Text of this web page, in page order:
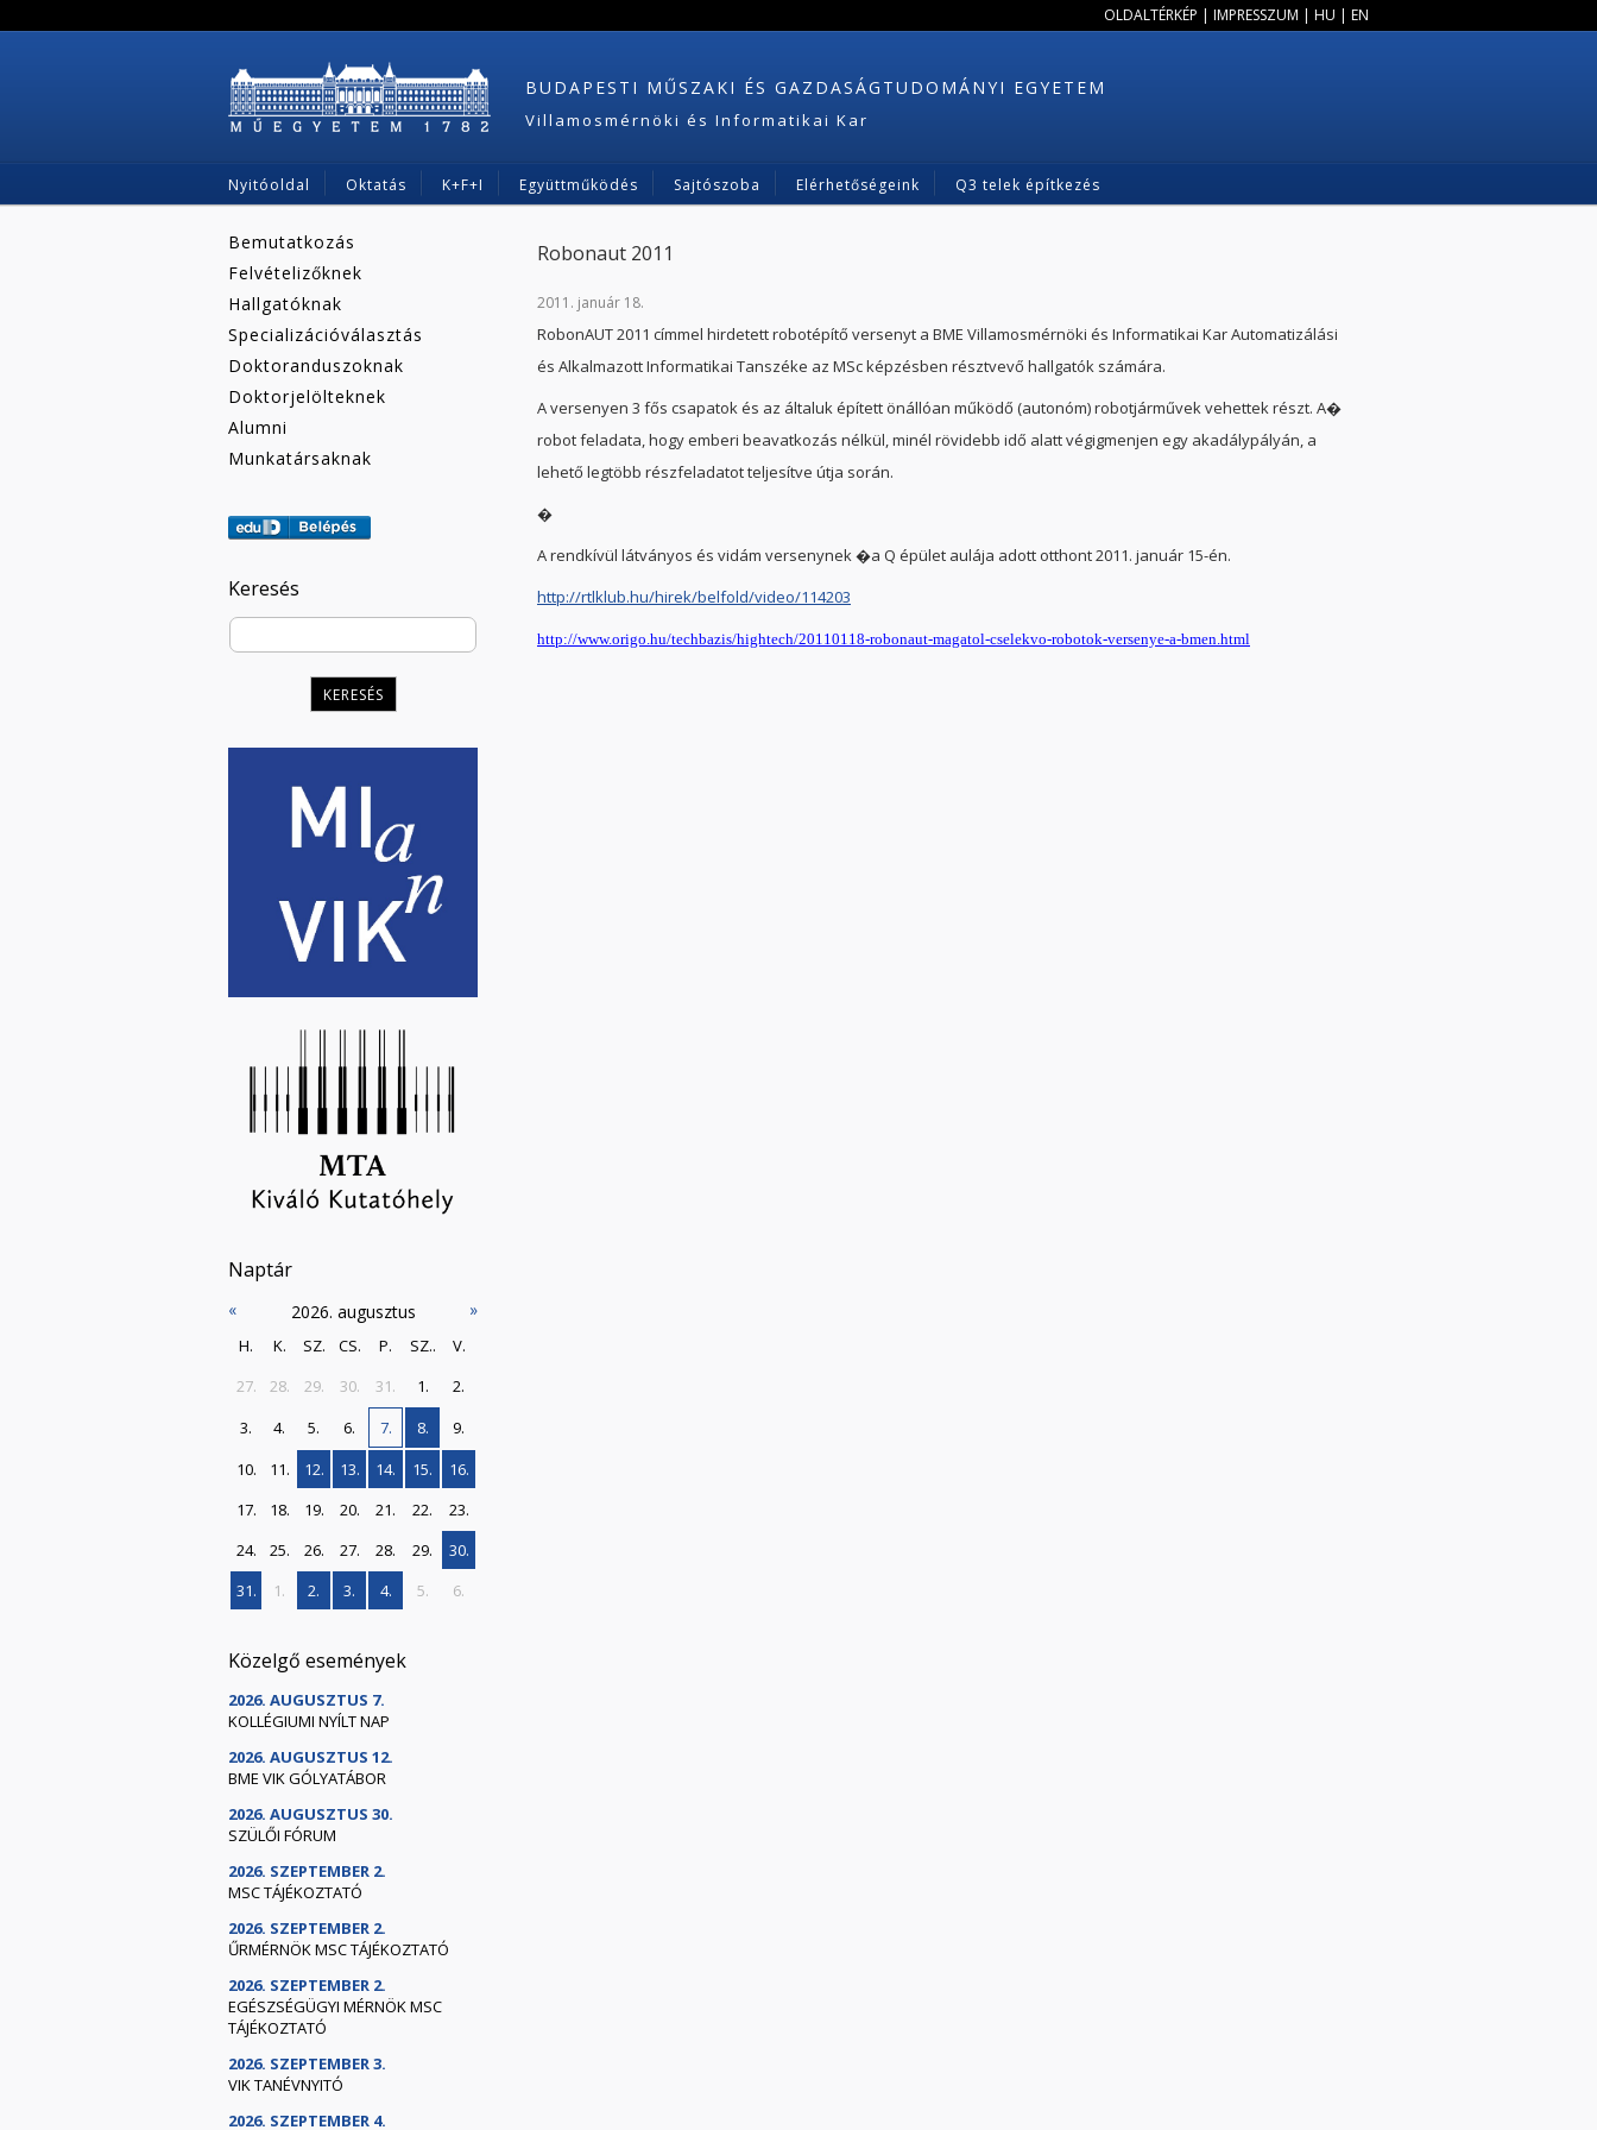
OLDALTÉRKÉP | IMPRESSZUM | HU | EN
BUDAPESTI MŰSZAKI ÉS GAZDASÁGTUDOMÁNYI EGYETEM
Villamosmérnöki és Informatikai Kar
Nyitóoldal Oktatás K+F+I Együttműködés Sajtószoba Elérhetőségeink Q3 telek építkezés
Bemutatkozás
Felvételizőknek
Hallgatóknak
Specializációválasztás
Doktoranduszoknak
Doktorjelölteknek
Alumni
Munkatársaknak
Keresés
Naptár
« 2026. augusztus »
H. K. SZ. CS. P. SZ..
V.
27.
28. 29. 30. 31. 1.
2.
3.
4. 5. 6. 7. 8.
9.
10.
11. 12. 13. 14. 15.
16.
17.
18. 19. 20. 21. 22.
23.
24.
25. 26. 27. 28. 29.
30.
31.
1. 2. 3. 4. 5. 6.
Közelgő események
2026. AUGUSZTUS 7.
KOLLÉGIUMI NYÍLT NAP
2026. AUGUSZTUS 12.
BME VIK GÓLYATÁBOR
2026. AUGUSZTUS 30.
SZÜLŐI FÓRUM
2026. SZEPTEMBER 2.
MSC TÁJÉKOZTATÓ
2026. SZEPTEMBER 2.
ŰRMÉRNÖK MSC TÁJÉKOZTATÓ
2026. SZEPTEMBER 2.
EGÉSZSÉGÜGYI MÉRNÖK MSC
TÁJÉKOZTATÓ
2026. SZEPTEMBER 3.
VIK TANÉVNYITÓ
2026. SZEPTEMBER 4.
Robonaut 2011
2011. január 18.
RobonAUT 2011 címmel hirdetett robotépítő versenyt a BME Villamosmérnöki és Informatikai Kar Automatizálási
és Alkalmazott Informatikai Tanszéke az MSc képzésben résztvevő hallgatók számára.
A versenyen 3 fős csapatok és az általuk épített önállóan működő (autonóm) robotjárművek vehettek részt. A�
robot feladata, hogy emberi beavatkozás nélkül, minél rövidebb idő alatt végigmenjen egy akadálypályán, a
lehető legtöbb részfeladatot teljesítve útja során.
�
A rendkívül látványos és vidám versenynek �a Q épület aulája adott otthont 2011. január 15-én.
http://rtlklub.hu/hirek/belfold/video/114203
http://www.origo.hu/techbazis/hightech/20110118-robonaut-magatol-cselekvo-robotok-versenye-a-bmen.html